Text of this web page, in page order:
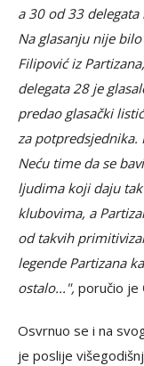
a 30 od 33
Na glasanju nije
Filipović iz
delegata 28 je
predao glasački
za potpredsjednika.
Neću time da se
ljudima koji daju
klubovima, a
od takvih
legende Partizana
ostalo...", poručio je
Osvrnuo se i na
je poslije